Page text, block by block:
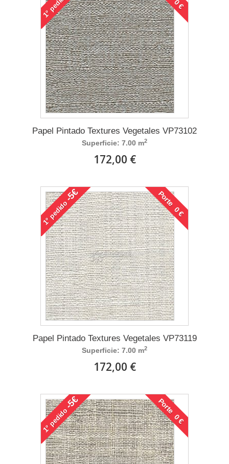
1°
Papel Pintado Textures Vegetales VP73102
Superficie: 7.00 m2
172,00 €
1°
pedido
-5€ Porte 0 €
Papel Pintado Textures Vegetales VP73119
Superficie: 7.00 m2
172,00 €
1°
pedido
-5€ Porte 0 €